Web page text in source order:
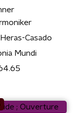
Casado
Mundi